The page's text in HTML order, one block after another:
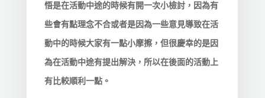
悟是在活動中途的時候有開一次小檢討，因為有
些會有點理念不合或者是因為一些意見導致在活
動中的時候大家有一點小摩擦，但很慶幸的是因
為在活動中途有提出解決，所以在後面的活動上
有比較順利一點。